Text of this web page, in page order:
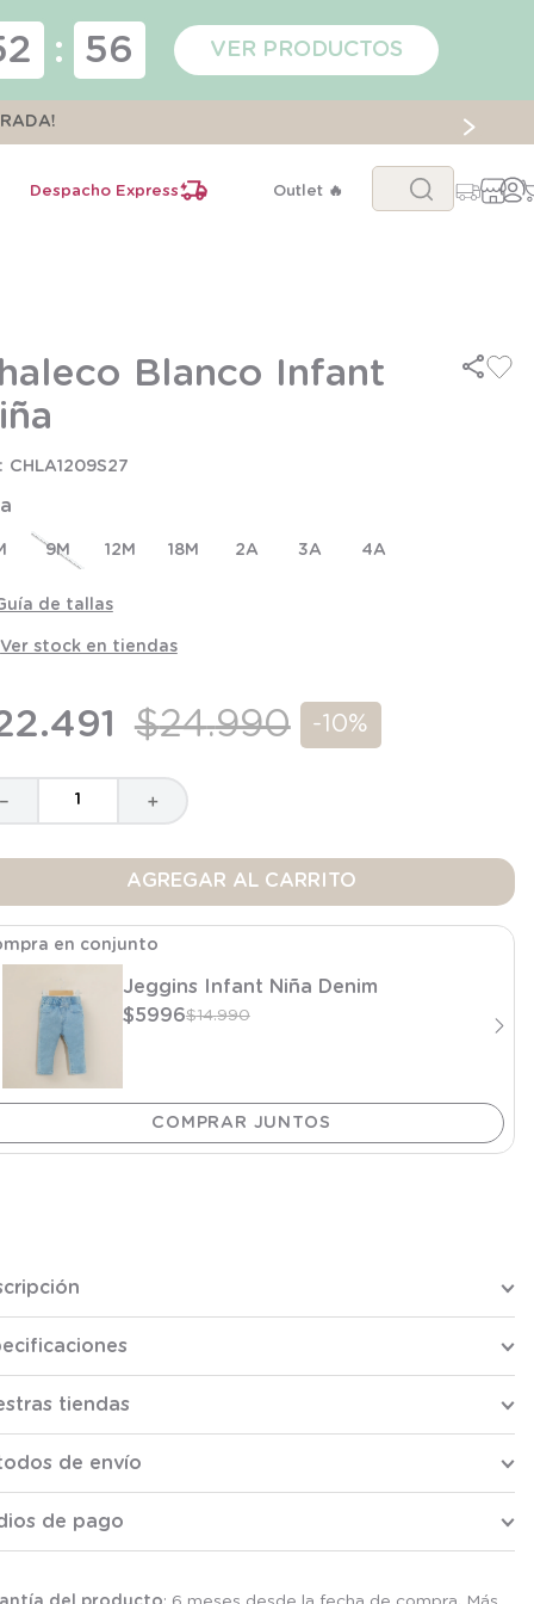
: 56 VER PRODUCTOS
Despacho Express Outlet 🔥
Buscar...
Blanco Infant
CHLA1209S27
9M 12M 18M 2A 3A 4A
de tallas
Ver stock en tiendas
.491 $24.990 -10%
＋
－
AGREGAR AL CARRITO
en conjunto
Jeggins Infant Niña Denim
$5996$14.990
tiendas
de envío
de pago